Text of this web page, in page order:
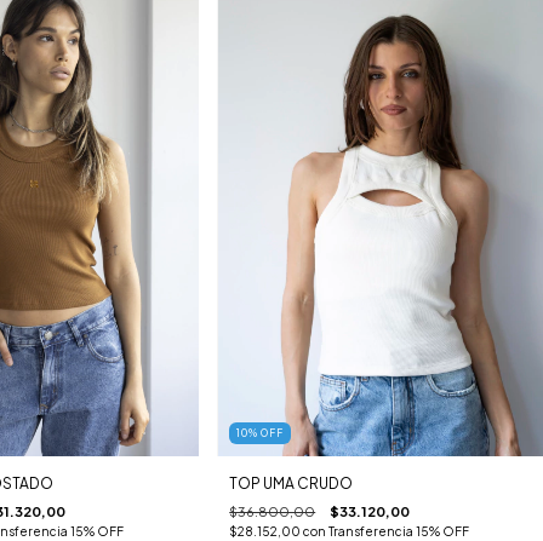
15% OFF
10%OFF
TOP UMA CRUDO
$36.800,00 $33.120,00
$28.152,00con Transferencia 15% OFF